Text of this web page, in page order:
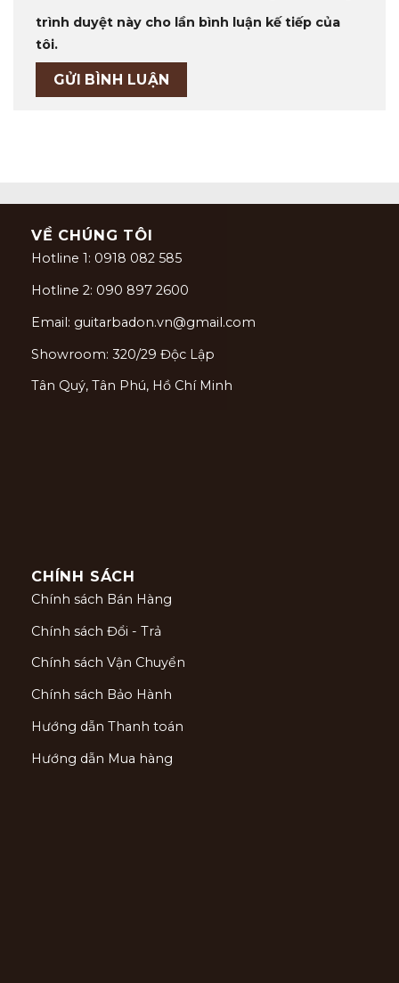
trình duyệt này cho lần bình luận kế tiếp của
tôi.
VỀ CHÚNG TÔI
Hotline 1: 0918 082 585
Hotline 2: 090 897 2600
Email: guitarbadon.vn@gmail.com
Showroom: 320/29 Độc Lập
Tân Quý, Tân Phú, Hồ Chí Minh
CHÍNH SÁCH
Chính sách Bán Hàng
Chính sách Đổi - Trả
Chính sách Vận Chuyển
Chính sách Bảo Hành
Hướng dẫn Thanh toán
Hướng dẫn Mua hàng